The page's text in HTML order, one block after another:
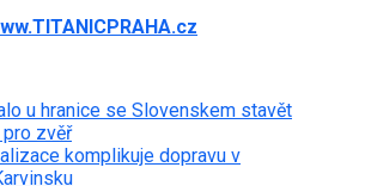
u hranice se Slovenskem stavět
zvěř
komplikuje dopravu v